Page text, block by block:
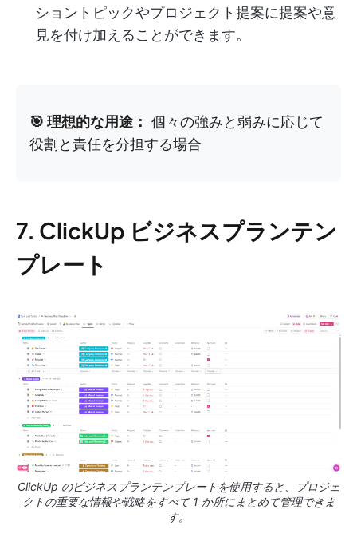
ショントピックやプロジェクト提案に提案や意
見を付け加えることができます。
🎯 理想的な用途： 個々の強みと弱みに応じて
役割と責任を分担する場合
7. ClickUp ビジネスプランテン
プレート
ClickUp のビジネスプランテンプレートを使用すると、プロジェ
クトの重要な情報や戦略をすべて 1 か所にまとめて管理できま
す。